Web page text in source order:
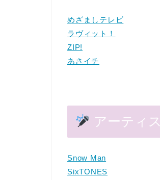
めざましテレビ
ラヴィット！
ZIP!
あさイチ
アーティ
Snow Man
SixTONES